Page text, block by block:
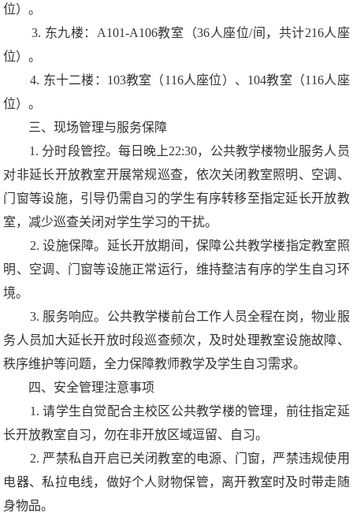
位）。
3. 东九楼：A101-A106教室（36人座位/间，共计216人座
位）。
4. 东十二楼：103教室（116人座位）、104教室（116人座
位）。
三、现场管理与服务保障
1. 分时段管控。每日晚上22:30，公共教学楼物业服务人员
对非延长开放教室开展常规巡查，依次关闭教室照明、空调、
门窗等设施，引导仍需自习的学生有序转移至指定延长开放教
室，减少巡查关闭对学生学习的干扰。
2. 设施保障。延长开放期间，保障公共教学楼指定教室照
明、空调、门窗等设施正常运行，维持整洁有序的学生自习环
境。
3. 服务响应。公共教学楼前台工作人员全程在岗，物业服
务人员加大延长开放时段巡查频次，及时处理教室设施故障、
秩序维护等问题，全力保障教师教学及学生自习需求。
四、安全管理注意事项
1. 请学生自觉配合主校区公共教学楼的管理，前往指定延
长开放教室自习，勿在非开放区域逗留、自习。
2. 严禁私自开启已关闭教室的电源、门窗，严禁违规使用
电器、私拉电线，做好个人财物保管，离开教室时及时带走随
身物品。